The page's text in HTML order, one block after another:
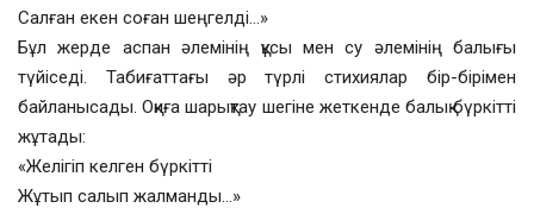
Салған екен соған шеңгелді…»
Бұл жерде аспан әлемінің құсы мен су әлемінің балығы
түйіседі. Табиғаттағы әр түрлі стихиялар бір-бірімен
байланысады. Оқиға шарықтау шегіне жеткенде балық бүркітті
жұтады:
«Желігіп келген бүркітті
Жұтып салып жалманды…»